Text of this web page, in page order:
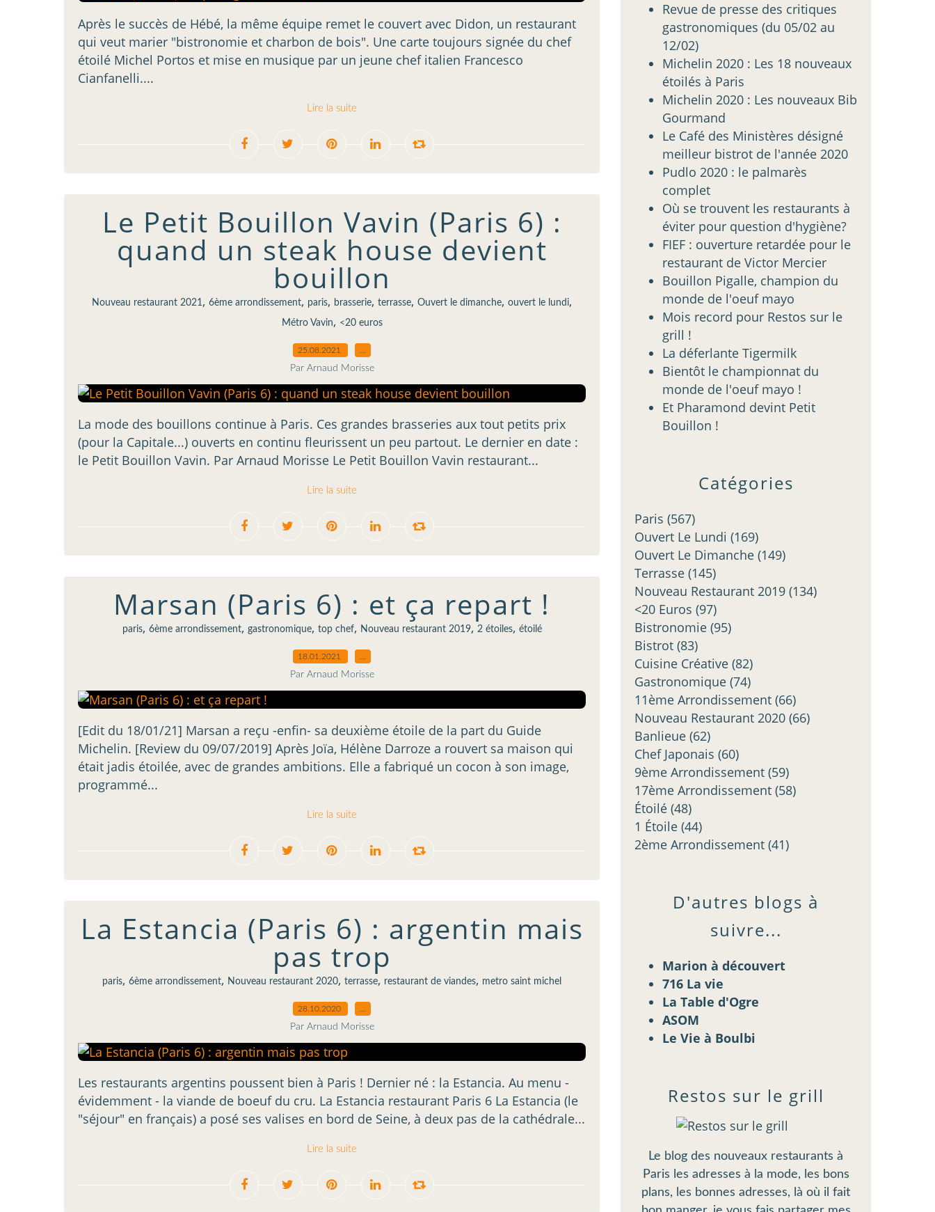
Après le succès de Hébé, la même équipe remet le couvert avec Didon, un restaurant
qui veut marier "bistronomie et charbon de bois". Une carte toujours signée du chef
étoilé Michel Portos et mise en musique par un jeune chef italien Francesco
Cianfanelli....
Lire la suite
Le Petit Bouillon Vavin (Paris 6) :
quand un steak house devient
bouillon
Nouveau restaurant 2021, 6ème arrondissement, paris, brasserie, terrasse, Ouvert le dimanche, ouvert le lundi,
Métro Vavin, <20 euros
25.08.2021
Par Arnaud Morisse
La mode des bouillons continue à Paris. Ces grandes brasseries aux tout petits prix
(pour la Capitale...) ouverts en continu fleurissent un peu partout. Le dernier en date :
le Petit Bouillon Vavin. Par Arnaud Morisse Le Petit Bouillon Vavin restaurant...
Lire la suite
Marsan (Paris 6) : et ça repart !
paris, 6ème arrondissement, gastronomique, top chef, Nouveau restaurant 2019,2 étoiles, étoilé
18.01.2021
Par Arnaud Morisse
[Edit du 18/01/21] Marsan a reçu -enfin- sa deuxième étoile de la part du Guide
Michelin. [Review du 09/07/2019] Après Joïa, Hélène Darroze a rouvert sa maison qui
était jadis étoilée, avec de grandes ambitions. Elle a fabriqué un cocon à son image,
programmé...
Lire la suite
La Estancia (Paris 6) : argentin mais
pas trop
paris, 6ème arrondissement, Nouveau restaurant 2020, terrasse, restaurant de viandes, metro saint michel
28.10.2020
Par Arnaud Morisse
Les restaurants argentins poussent bien à Paris ! Dernier né : la Estancia. Au menu -
évidemment - la viande de boeuf du cru. La Estancia restaurant Paris 6 La Estancia (le
"séjour" en français) a posé ses valises en bord de Seine, à deux pas de la cathédrale...
Lire la suite
Catégories
Paris (567)
Ouvert Le Lundi (169)
Ouvert Le Dimanche (149)
Terrasse (145)
Nouveau Restaurant 2019 (134)
<20 Euros (97)
Bistronomie (95)
Bistrot (83)
Cuisine Créative (82)
Gastronomique (74)
11ème Arrondissement (66)
Nouveau Restaurant 2020 (66)
Banlieue (62)
Chef Japonais (60)
9ème Arrondissement (59)
17ème Arrondissement (58)
Étoilé (48)
1 Étoile (44)
2ème Arrondissement (41)
Restos sur le grill
Le blog des nouveaux restaurants à
Paris les adresses à la mode, les bons
plans, les bonnes adresses, là où il fait
D'autres blogs à
suivre...
Marion à découvert
716 La vie
La Table d'Ogre
ASOM
Le Vie à Boulbi
Revue de presse des critiques
gastronomiques (du 05/02 au
12/02)
Michelin 2020 : Les 18 nouveaux
étoilés à Paris
Michelin 2020 : Les nouveaux Bib
Gourmand
Le Café des Ministères désigné
meilleur bistrot de l'année 2020
Pudlo 2020 : le palmarès
complet
Où se trouvent les restaurants à
éviter pour question d'hygiène?
FIEF : ouverture retardée pour le
restaurant de Victor Mercier
Bouillon Pigalle, champion du
monde de l'oeuf mayo
Mois record pour Restos sur le
grill !
La déferlante Tigermilk
Bientôt le championnat du
monde de l'oeuf mayo !
Et Pharamond devint Petit
Bouillon !